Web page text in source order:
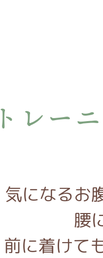
トレー
気になるお
腰
前に着けて